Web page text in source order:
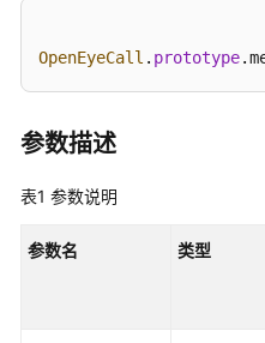
发
指
发
OpenEyeCall . prototype.
参数描述
表1 参数说明
参数名 类型